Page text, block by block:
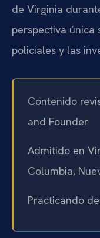
de Virginia
perspectiva única
policiales y las
Contenido
and Founder
Admitido en
Columbia,
Practicando